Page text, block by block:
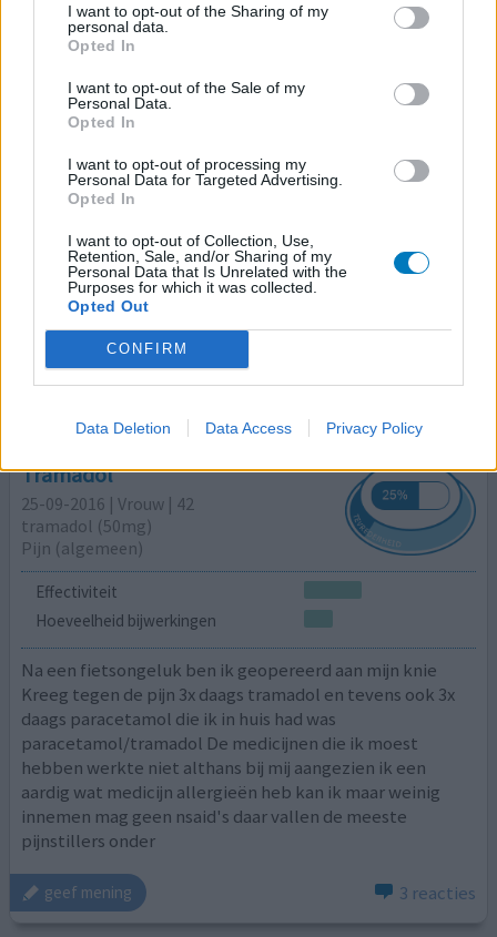
I want to opt-out of the Sharing of my
personal data.
Opted In
I want to opt-out of the Sale of my
Personal Data.
Opted In
I want to opt-out of processing my
Personal Data for Targeted Advertising.
Opted In
I want to opt-out of Collection, Use,
Retention, Sale, and/or Sharing of my
Personal Data that Is Unrelated with the
Purposes for which it was collected.
Opted Out
CONFIRM
Data Deletion Data Access Privacy Policy
13-10-2016 | Vrouw | 46
tramadol (100mg)
Effectiviteit
Kotsmisselijk en hondsberoerd werd ik ervan en het hielp
niet tegen de pijn. Ik kreeg op mijn kop van de
voedingsasstente in het ziekenhuis omdat ik zo weinig at
en al veel was afgevallen. Maar door het medicijn had ik
een weerzin in eten. Heb mezelf gedwongen te eten
omdat ik anders ook niet aansterkte. Dit was vreselijk. Ik
wil dit spul nooit meer hebben.
geef mening 1 Reactie
Tramadol
25-09-2016 | Vrouw | 42
tramadol (50mg)
Pijn (algemeen)
Effectiviteit
Hoeveelheid bijwerkingen
Na een fietsongeluk ben ik geopereerd aan mijn knie
Kreeg tegen de pijn 3x daags tramadol en tevens ook 3x
daags paracetamol die ik in huis had was
paracetamol/tramadol De medicijnen die ik moest
hebben werkte niet althans bij mij aangezien ik een
aardig wat medicijn allergieën heb kan ik maar weinig
innemen mag geen nsaid's daar vallen de meeste
pijnstillers onder
geef mening 3 reacties